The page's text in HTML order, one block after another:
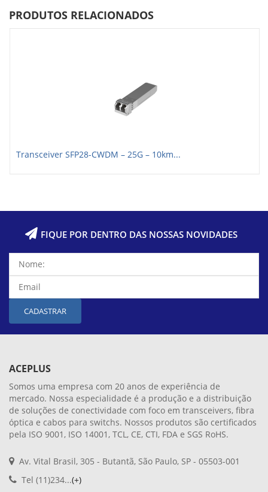
PRODUTOS RELACIONADOS
Transceiver SFP28-CWDM – 25G – 10km...
FIQUE POR DENTRO DAS NOSSAS NOVIDADES
CADASTRAR
ACEPLUS
Somos uma empresa com 20 anos de experiência de
mercado. Nossa especialidade é a produção e a distribuição
de soluções de conectividade com foco em transceivers, fibra
óptica e cabos para switchs. Nossos produtos são certificados
pela ISO 9001, ISO 14001, TCL, CE, CTI, FDA e SGS RoHS.
Av. Vital Brasil, 305 - Butantã, São Paulo, SP - 05503-001
Tel (11)234...(+)